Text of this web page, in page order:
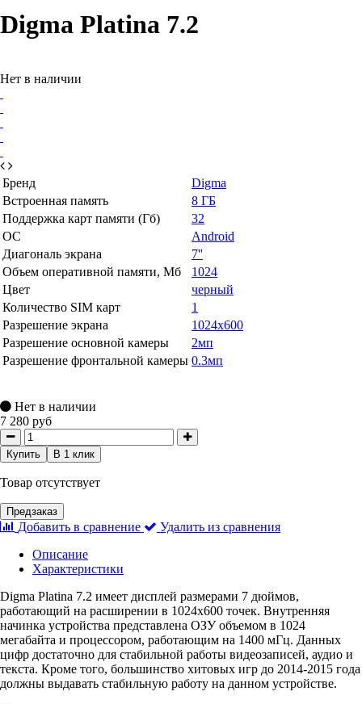
Digma Platina 7.2
Нет в наличии
Бренд
Digma
Встроенная память
8 ГБ
Поддержка карт памяти (Гб)
32
ОС
Android
Диагональ экрана
7''
Объем оперативной памяти, Мб
1024
Цвет
черный
Количество SIM карт
1
Разрешение экрана
1024x600
Разрешение основной камеры
2мп
Разрешение фронтальной камеры 0.3мп
Нет в наличии
7 280 руб
Купить В 1 клик
Товар отсутствует
Предзаказ
Добавить в сравнение
Удалить из сравнения
Описание
Характеристики
Digma Platina 7.2 имеет дисплей размерами 7 дюймов,
работающий на расширении в 1024х600 точек. Внутренняя
начинка устройства представлена ОЗУ объемом в 1024
мегабайта и процессором, работающим на 1400 мГц. Данных
цифр достаточно для стабильной работы видеозаписей, аудио и
текста. Кроме того, большинство хитовых игр до 2014-2015 года
должны выдавать стабильную работу на данном устройстве.